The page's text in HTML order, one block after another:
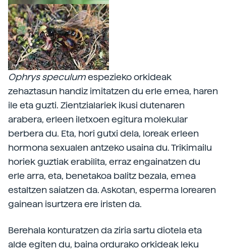
Ophrys speculumespezieko orkideak
zehaztasun handiz imitatzen du erle emea, haren
ile eta guzti. Zientzialariek ikusi dutenaren
arabera, erleen iletxoen egitura molekular
berbera du. Eta, hori gutxi dela, loreak erleen
hormona sexualen antzeko usaina du. Trikimailu
horiek guztiak erabilita, erraz engainatzen du
erle arra, eta, benetakoa balitz bezala, emea
estaltzen saiatzen da. Askotan, esperma lorearen
gainean isurtzera ere iristen da.
Berehala konturatzen da ziria sartu diotela eta
alde egiten du, baina ordurako orkideak leku